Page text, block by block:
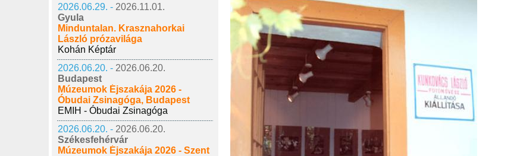
2026.06.29. - 2026.11.01.
Gyula
Minduntalan. Krasznahorkai
László prózavilága
Kohán Képtár
2026.06.20. - 2026.06.20.
Budapest
Múzeumok Éjszakája 2026 -
Óbudai Zsinagóga, Budapest
EMIH - Óbudai Zsinagóga
2026.06.20. - 2026.06.20.
Székesfehérvár
Múzeumok Éjszakája 2026 - Szent